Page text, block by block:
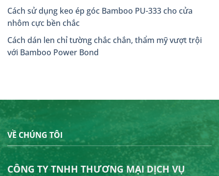
Cách sử dụng keo ép góc Bamboo PU-333 cho cửa
nhôm cực bền chắc
Cách dán len chỉ tường chắc chắn, thẩm mỹ vượt trội
với Bamboo Power Bond
VỀ CHÚNG TÔI
CÔNG TY TNHH THƯƠNG MẠI DỊCH VỤ